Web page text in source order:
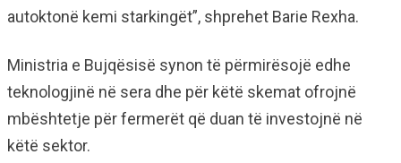
autoktonë kemi starkingët”, shprehet Barie Rexha.
Ministria e Bujqësisë synon të përmirësojë edhe
teknologjinë në sera dhe për këtë skemat ofrojnë
mbështetje për fermerët që duan të investojnë në
këtë sektor.